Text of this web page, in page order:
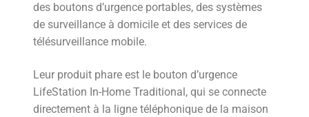
des boutons d’urgence portables, des systèmes
de surveillance à domicile et des services de
télésurveillance mobile.
Leur produit phare est le bouton d’urgence
LifeStation In-Home Traditional, qui se connecte
directement à la ligne téléphonique de la maison